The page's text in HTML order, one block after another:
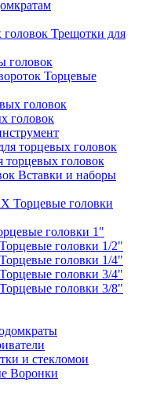
Трещотки для
головок
Торцевые
головок
торцевых головок
Вставки и наборы
Торцевые головки
головки 1"
Торцевые головки 1/2"
Торцевые головки 1/4"
Торцевые головки 3/4"
Торцевые головки 3/8"
и стекломои
Воронки